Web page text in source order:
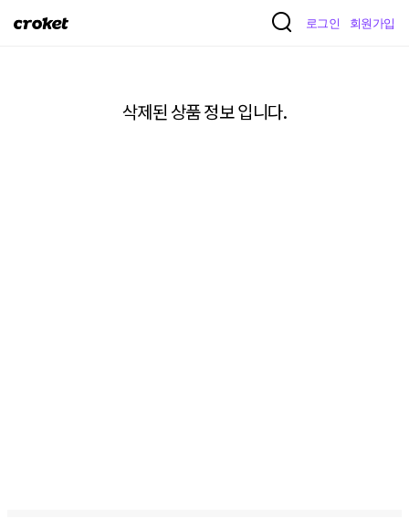
크
로그인 회원가입
삭제된 상품 정보 입니다.